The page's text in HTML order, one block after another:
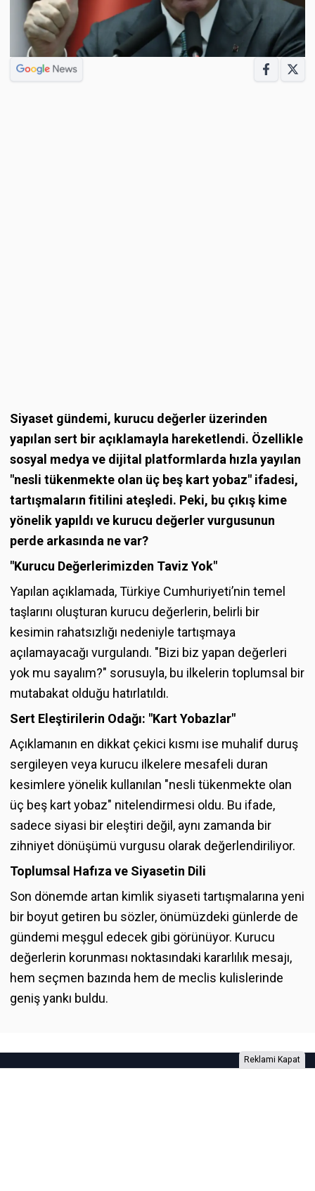
Siyaset gündemi, kurucu değerler üzerinden
yapılan sert bir açıklamayla hareketlendi. Özellikle
sosyal medya ve dijital platformlarda hızla yayılan
"nesli tükenmekte olan üç beş kart yobaz" ifadesi,
tartışmaların fitilini ateşledi. Peki, bu çıkış kime
yönelik yapıldı ve kurucu değerler vurgusunun
perde arkasında ne var?
"Kurucu Değerlerimizden Taviz Yok"
Yapılan açıklamada, Türkiye Cumhuriyeti’nin temel
taşlarını oluşturan kurucu değerlerin, belirli bir
kesimin rahatsızlığı nedeniyle tartışmaya
açılamayacağı vurgulandı. "Bizi biz yapan değerleri
yok mu sayalım?" sorusuyla, bu ilkelerin toplumsal bir
mutabakat olduğu hatırlatıldı.
Sert Eleştirilerin Odağı: "Kart Yobazlar"
Açıklamanın en dikkat çekici kısmı ise muhalif duruş
sergileyen veya kurucu ilkelere mesafeli duran
kesimlere yönelik kullanılan "nesli tükenmekte olan
üç beş kart yobaz" nitelendirmesi oldu. Bu ifade,
sadece siyasi bir eleştiri değil, aynı zamanda bir
zihniyet dönüşümü vurgusu olarak değerlendiriliyor.
Toplumsal Hafıza ve Siyasetin Dili
Son dönemde artan kimlik siyaseti tartışmalarına yeni
bir boyut getiren bu sözler, önümüzdeki günlerde de
gündemi meşgul edecek gibi görünüyor. Kurucu
değerlerin korunması noktasındaki kararlılık mesajı,
hem seçmen bazında hem de meclis kulislerinde
geniş yankı buldu.
Reklami Kapat